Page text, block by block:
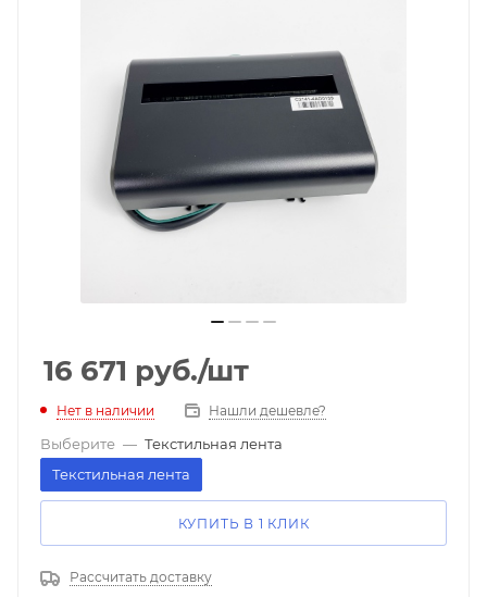
16 671 руб./шт
Нет в наличии Нашли дешевле?
Выберите — Текстильная лента
Текстильная лента
КУПИТЬ В 1 КЛИК
Рассчитать доставку